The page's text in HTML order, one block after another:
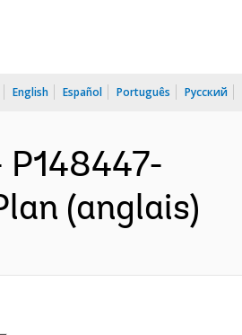
English Español Português Русский
P148447-
(anglais)